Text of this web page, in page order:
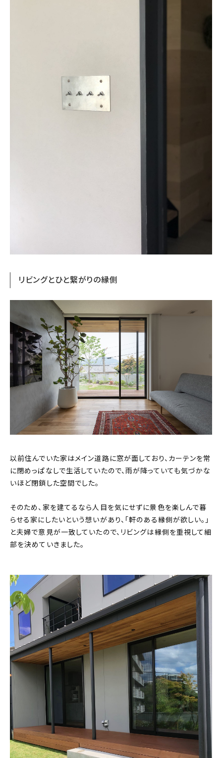
リビングとひと繋がりの縁側
以前住んでいた家はメイン道路に窓が面しており、カーテンを常
に閉めっぱなしで生活していたので、雨が降っていても気づかな
いほど閉鎖した空間でした。
そのため、家を建てるなら人目を気にせずに景色を楽しんで暮
らせる家にしたいという想いがあり、「軒のある縁側が欲しい。」
と夫婦で意見が一致していたので、リビングは縁側を重視して細
部を決めていきました。